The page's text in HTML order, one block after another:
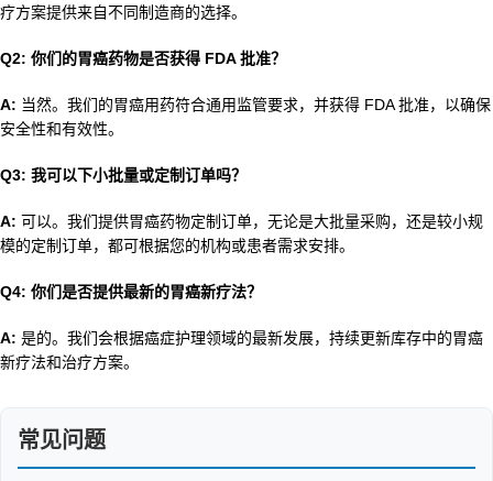
疗方案提供来自不同制造商的选择。
Q2: 你们的胃癌药物是否获得 FDA 批准？
A: 当然。我们的胃癌用药符合通用监管要求，并获得 FDA 批准，以确保
安全性和有效性。
Q3: 我可以下小批量或定制订单吗？
A: 可以。我们提供胃癌药物定制订单，无论是大批量采购，还是较小规
模的定制订单，都可根据您的机构或患者需求安排。
Q4: 你们是否提供最新的胃癌新疗法？
A: 是的。我们会根据癌症护理领域的最新发展，持续更新库存中的胃癌
新疗法和治疗方案。
常见问题